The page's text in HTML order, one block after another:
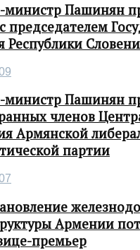
министр Пашинян
председателем
Республики
министр Пашинян
членов
Армянской
партии
Армении
премьер